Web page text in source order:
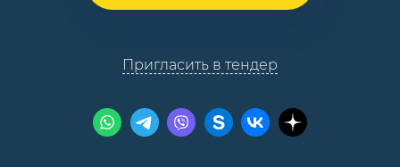
Пригласить в тендер